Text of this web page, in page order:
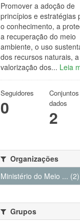
Promover a adoção de
princípios e estratégias
o conhecimento, a
a recuperação do meio
ambiente, o uso
dos recursos naturais, a
valorização dos... Leia
Seguidores
0
dados
2
Organizações
Ministério do Meio ... (2)
Grupos